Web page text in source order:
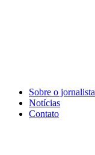
Sobre o jornalista
Notícias
Contato